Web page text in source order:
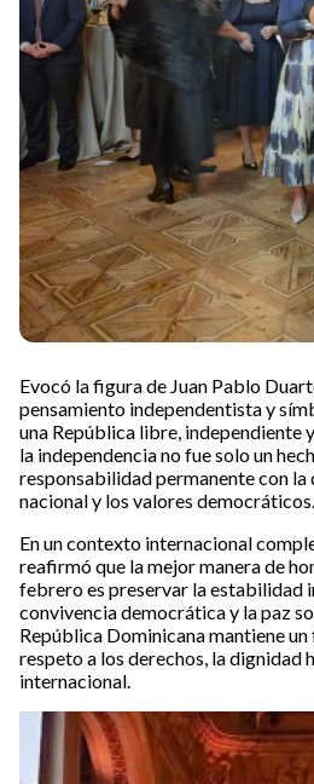
Evocó la figura de Juan Pablo
pensamiento independentista y
una República libre, independiente
la independencia no fue solo un
responsabilidad permanente con la
nacional y los valores democráticos.
En un contexto internacional
reafirmó que la mejor manera de
febrero es preservar la estabilidad
convivencia democrática y la paz
República Dominicana mantiene
respeto a los derechos, la dignidad
internacional.